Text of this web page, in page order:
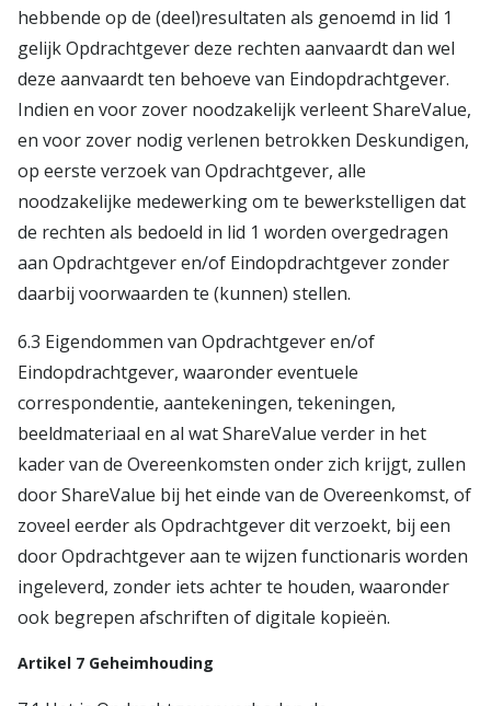
hebbende op de (deel)resultaten als genoemd in lid 1
gelijk Opdrachtgever deze rechten aanvaardt dan wel
deze aanvaardt ten behoeve van Eindopdrachtgever.
Indien en voor zover noodzakelijk verleent ShareValue,
en voor zover nodig verlenen betrokken Deskundigen,
op eerste verzoek van Opdrachtgever, alle
noodzakelijke medewerking om te bewerkstelligen dat
de rechten als bedoeld in lid 1 worden overgedragen
aan Opdrachtgever en/of Eindopdrachtgever zonder
daarbij voorwaarden te (kunnen) stellen.
6.3 Eigendommen van Opdrachtgever en/of
Eindopdrachtgever, waaronder eventuele
correspondentie, aantekeningen, tekeningen,
beeldmateriaal en al wat ShareValue verder in het
kader van de Overeenkomsten onder zich krijgt, zullen
door ShareValue bij het einde van de Overeenkomst, of
zoveel eerder als Opdrachtgever dit verzoekt, bij een
door Opdrachtgever aan te wijzen functionaris worden
ingeleverd, zonder iets achter te houden, waaronder
ook begrepen afschriften of digitale kopieën.
Artikel 7 Geheimhouding